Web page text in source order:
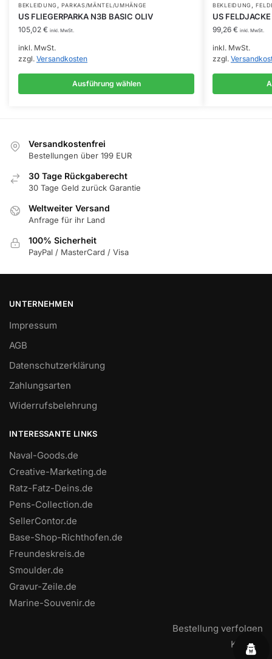
BEKLEIDUNG,PARKAS/MÄNTEL/UMHÄNGE
US FLIEGERPARKA N3B BASIC OLIV
105,02 € inkl. MwSt.
inkl. MwSt.
zzgl. Versandkosten
Ausführung wählen
Dieses
Produkt
weist
mehrere
Varianten
Die
auf
der
gewählt
BEKLEIDUNG,
US
99,26 € inkl. MwSt.
inkl. MwSt.
zzgl.
Dieses
Produkt
weist
mehrere
Varianten
Die
Versandkostenfrei
Bestellungen über 199 EUR
30 Tage Rückgaberecht
30 Tage Geld zurück Garantie
Weltweiter Versand
Anfrage für ihr Land
100% Sicherheit
PayPal / MasterCard / Visa
UNTERNEHMEN
Impressum
AGB
Datenschutzerklärung
Zahlungsarten
Widerrufsbelehrung
INTERESSANTE LINKS
Naval-Goods.de
Creative-Marketing.de
Ratz-Fatz-Deins.de
Pens-Collection.de
SellerContor.de
Base-Shop-Richthofen.de
Freundeskreis.de
Smoulder.de
Gravur-Zeile.de
Marine-Souvenir.de
Bestellung verfolgen
Kontakt